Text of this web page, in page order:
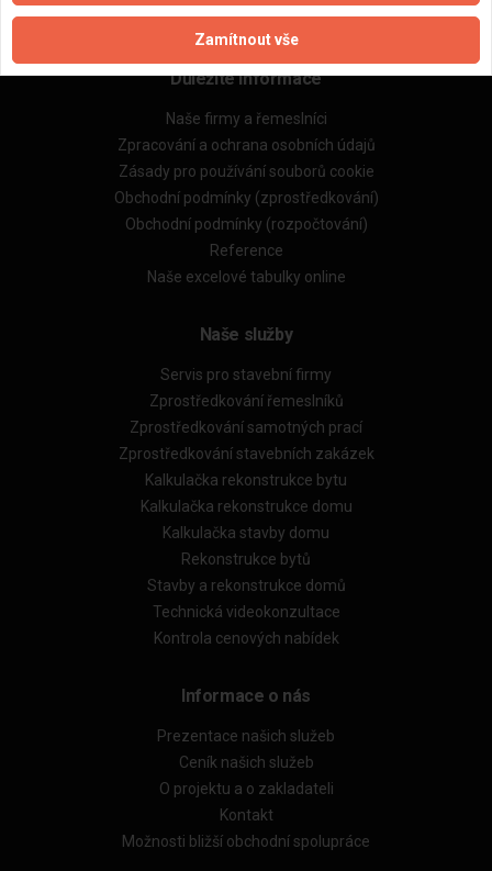
Důležité informace
Naše firmy a řemeslníci
Zpracování a ochrana osobních údajů
Zásady pro používání souborů cookie
Obchodní podmínky (zprostředkování)
Obchodní podmínky (rozpočtování)
Reference
Naše excelové tabulky online
Naše služby
Servis pro stavební firmy
Zprostředkování řemeslníků
Zprostředkování samotných prací
Zprostředkování stavebních zakázek
Kalkulačka rekonstrukce bytu
Kalkulačka rekonstrukce domu
Kalkulačka stavby domu
Rekonstrukce bytů
Stavby a rekonstrukce domů
Technická videokonzultace
Kontrola cenových nabídek
Informace o nás
Prezentace našich služeb
Ceník našich služeb
O projektu a o zakladateli
Kontakt
Možnosti bližší obchodní spolupráce
Zamítnout vše